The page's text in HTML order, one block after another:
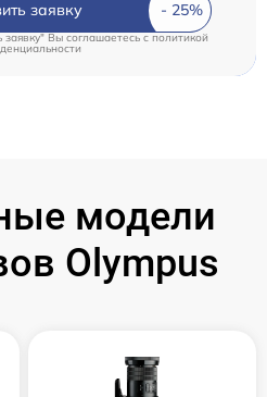
заявку
Вы соглашаетесь c политикой
модели
Olympus